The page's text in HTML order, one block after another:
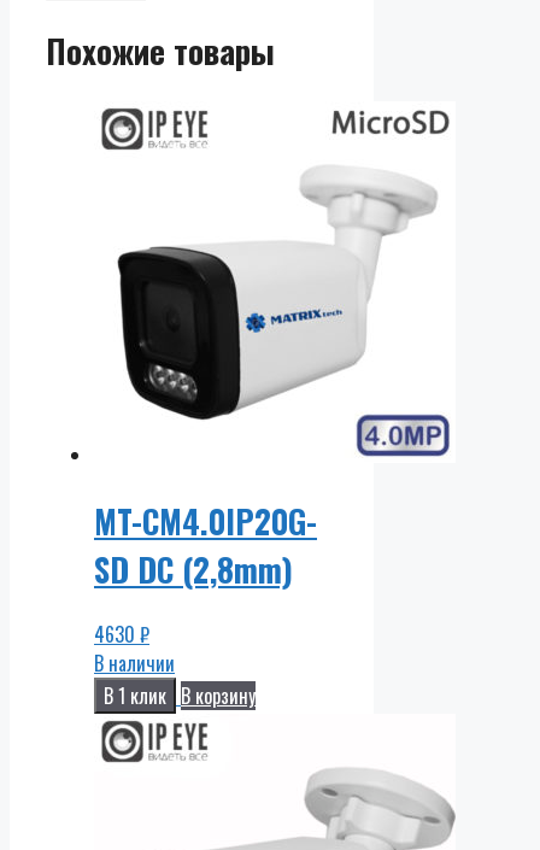
Похожие товары
MT-CM4.0IP20G-
SD DC (2,8mm)
4630 ₽
В наличии
В 1 клик В корзину